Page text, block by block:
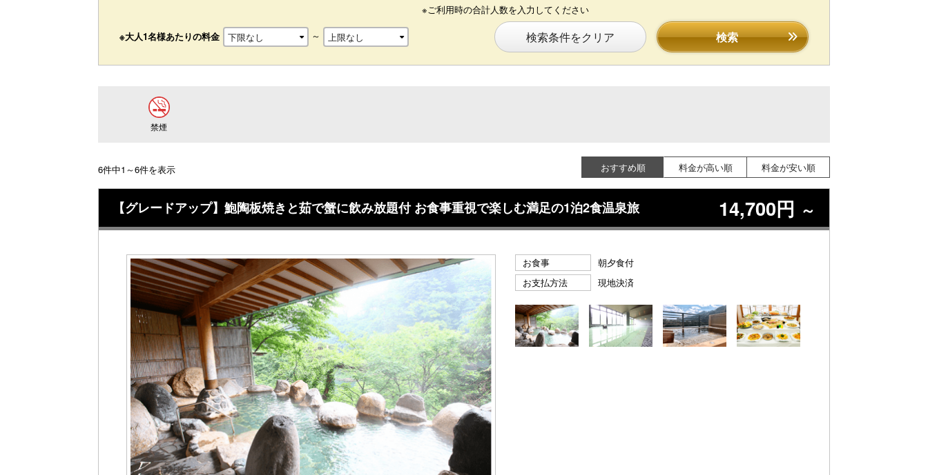
※ご利用時の合計人数を入力してください
※大人1名様あたりの料金 ～ 検索条件をクリア 検索
禁煙
おすすめ順 料金が高い順 料金が安い順
6件中1～6件を表示
【グレードアップ】鮑陶板焼きと茹で蟹に飲み放題付 お食事重視で楽しむ満足の1泊2食温泉旅 14,700円 ～
お食事
朝夕食付
お支払方法
現地決済